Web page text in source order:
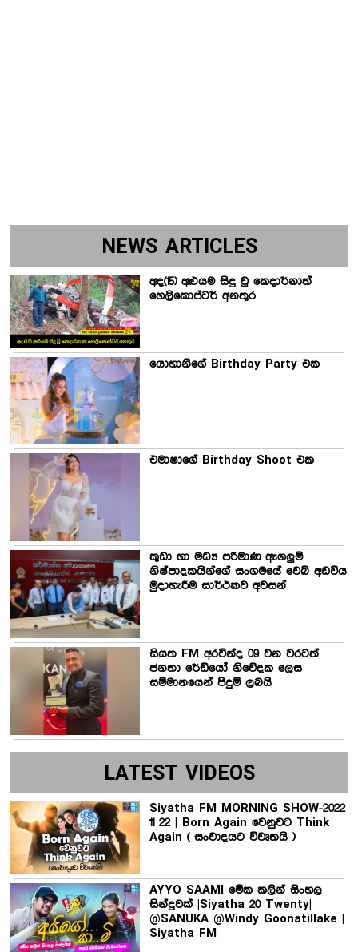
NEWS ARTICLES
අද(15) අළුයම සිදු වූ කෙදාර්නාත්
හෙලිකොප්ටර් අනතුර
යොහානිගේ Birthday Party එක
එමාෂාගේ Birthday Shoot එක
කුඩා හා මධ්‍ය පරිමාණ ඇගලුම්
නිෂ්පාදකයින්ගේ සංගමයේ වෙබ් අඩවිය
මුදාහැරීම සාර්ථකව අවසන්
සියත FM අරවින්ද 09 වන වරටත්
ජනතා රේඩියෝ නිවේදක ලෙස
සම්මානයෙන් පිදුම් ලබයි
LATEST VIDEOS
Siyatha FM MORNING SHOW-2022
11 22 | Born Again වෙනුවට Think
Again ( සංවාදයට විවෘතයි )
AYYO SAAMI මේක කලින් සිංහල
සින්දුවක් |Siyatha 20 Twenty|
@SANUKA @Windy Goonatillake |
Siyatha FM